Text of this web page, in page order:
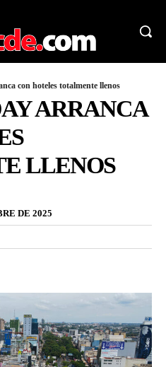
con hoteles totalmente llenos
ARRANCA
LLENOS
DE 2025